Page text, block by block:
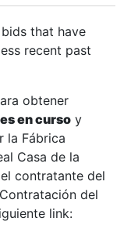
that have
recent past
obtener
en curso y
la Fábrica
Casa de la
contratante del
del
link: